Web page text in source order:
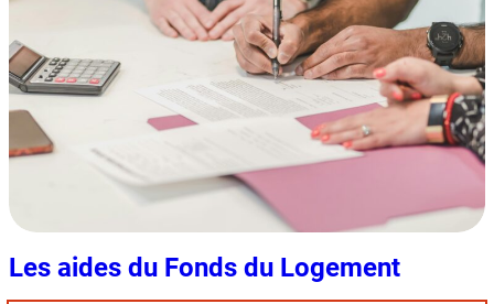
Les aides du Fonds du Logement